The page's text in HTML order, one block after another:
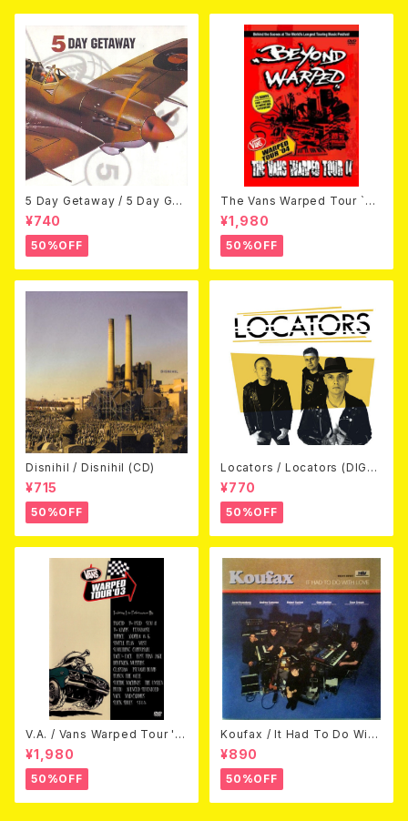
5 Day Getaway / 5 Day Get
away (CDEP)
¥740
50%OFF
The Vans Warped Tour `04
Beyond Warped (国内盤DV
D)
¥1,980
50%OFF
Disnihil / Disnihil (CD)
¥715
50%OFF
Locators / Locators (DIGPA
CK CD)
¥770
50%OFF
V.A. / Vans Warped Tour '0
3 (DVD)
¥1,980
50%OFF
Koufax / It Had To Do With
Love (CD)
¥890
50%OFF